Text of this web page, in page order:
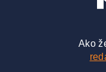
Ako